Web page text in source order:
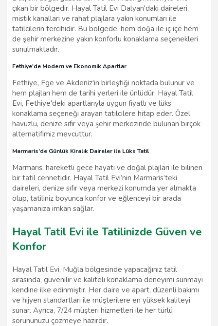
çıkan bir bölgedir. Hayal Tatil Evi Dalyan'daki daireleri,
mistik kanalları ve rahat plajlara yakın konumları ile
tatilcilerin tercihidir. Bu bölgede, hem doğa ile iç içe hem
de şehir merkezine yakın konforlu konaklama seçenekleri
sunulmaktadır.
Fethiye'de Modern ve Ekonomik Apartlar
Fethiye, Ege ve Akdeniz'in birleştiği noktada bulunur ve
hem plajları hem de tarihi yerleri ile ünlüdür. Hayal Tatil
Evi, Fethiye'deki apartlarıyla uygun fiyatlı ve lüks
konaklama seçeneği arayan tatilcilere hitap eder. Özel
havuzlu, denize sıfır veya şehir merkezinde bulunan birçok
alternatifimiz mevcuttur.
Marmaris’de Günlük Kiralık Daireler ile Lüks Tatil
Marmaris, hareketli gece hayatı ve doğal plajları ile bilinen
bir tatil cennetidir. Hayal Tatil Evi’nin Marmaris’teki
daireleri, denize sıfır veya merkezi konumda yer almakta
olup, tatiliniz boyunca konfor ve eğlenceyi bir arada
yaşamanıza imkan sağlar.
Hayal Tatil Evi ile Tatilinizde Güven ve
Konfor
Hayal Tatil Evi, Muğla bölgesinde yapacağınız tatil
sırasında, güvenilir ve kaliteli konaklama deneyimi sunmayı
kendine ilke edinmiştir. Her daire ve apart, düzenli bakımı
ve hijyen standartları ile müşterilere en yüksek kaliteyi
sunar. Ayrıca, 7/24 müşteri hizmetleri ile her türlü
sorununuzu çözmeye hazırdır.